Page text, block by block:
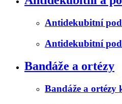
Antidekubitní
Antidekubitní
Bandáže a ortézy
Bandáže a